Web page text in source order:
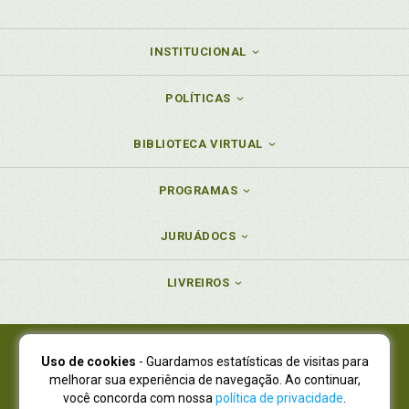
União. MP 2.196-3/2001. Aquisição de crédito pela
INSTITUCIONAL
POLÍTICAS
BIBLIOTECA VIRTUAL
PROGRAMAS
JURUÁDOCS
LIVREIROS
Juruá Editora Ltda., CNPJ 77.535.508/0001-19
Juruá Informática Ltda., CNPJ 01.701.561/0001-80
NOVO ENDEREÇO:R. Flávio Dallegrave, 7665, São Lourenço |
Uso de cookies - Guardamos estatísticas de visitas para
melhorar sua experiência de navegação. Ao continuar,
você concorda com nossa política de privacidade